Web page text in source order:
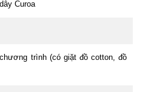
Curoa
trình (có giặt đồ cotton, đồ